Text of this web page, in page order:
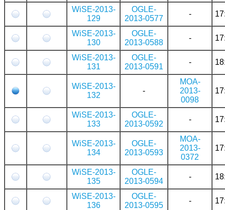
WiSE-2013-
129
OGLE-
2013-0577
-
WiSE-2013-
130
OGLE-
2013-0588
-
WiSE-2013-
131
OGLE-
2013-0591
-
WiSE-2013-
132
-
MOA-
2013-
0098
WiSE-2013-
133
OGLE-
2013-0592
-
WiSE-2013-
134
OGLE-
2013-0593
MOA-
2013-
0372
WiSE-2013-
135
OGLE-
2013-0594
-
WiSE-2013-
136
OGLE-
2013-0595
-